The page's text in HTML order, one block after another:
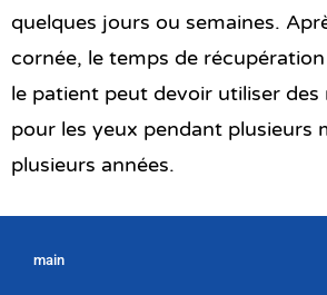
quelques jours ou semaines.
cornée, le temps de
le patient peut devoir utiliser des
pour les yeux pendant plusieurs
plusieurs années.
main